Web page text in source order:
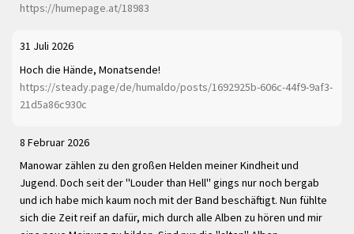
https://humepage.at/18983
31 Juli 2026
Hoch die Hände, Monatsende!
https://steady.page/de/humaldo/posts/1692925b-606c-44f9-9af3-
21d5a86c930c
8 Februar 2026
Manowar zählen zu den großen Helden meiner Kindheit und
Jugend. Doch seit der "Louder than Hell" gings nur noch bergab
und ich habe mich kaum noch mit der Band beschäftigt. Nun fühlte
sich die Zeit reif an dafür, mich durch alle Alben zu hören und mir